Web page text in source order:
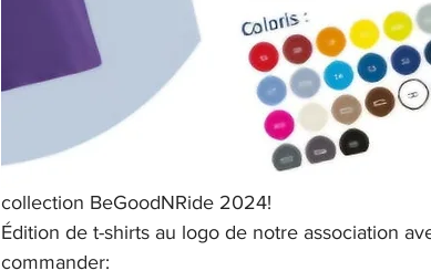
collection BeGoodNRide 2024!
Édition de t-shirts au logo de notre association
commander: